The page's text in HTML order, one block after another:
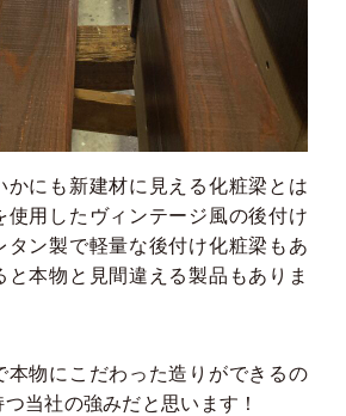
かにも新建材に見える化粧梁とは
使用したヴィンテージ風の後付け
タン製で軽量な後付け化粧梁もあ
と本物と見間違える製品もありま
本物にこだわった造りができるの
当社の強みだと思います！